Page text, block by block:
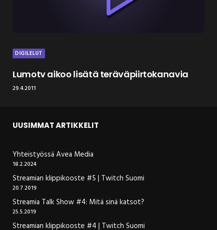
DIGILELUT
Lumotv aikoo lisätä teräväpiirtokanavia
29.4.2011
UUSIMMAT ARTIKKELIT
Yhteistyössä Avea Media
18.2.2024
Streamian klippikooste #5 | Twitch Suomi
20.7.2019
Streamia Talk Show #4: Mitä sinä katsot?
25.5.2019
Streamian klippikooste #4 | Twitch Suomi